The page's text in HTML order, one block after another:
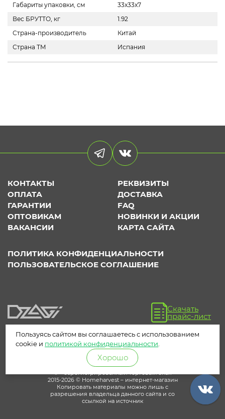
Габариты упаковки, см
33x33x7
Вес БРУТТО, кг
1.92
Страна-производитель
Китай
Страна ТМ
Испания
КОНТАКТЫ
РЕКВИЗИТЫ
ОПЛАТА
ДОСТАВКА
ГАРАНТИИ
FAQ
ОПТОВИКАМ
НОВИНКИ И АКЦИИ
ВАКАНСИИ
КАРТА САЙТА
ПОЛИТИКА КОНФИДЕНЦИАЛЬНОСТИ
ПОЛЬЗОВАТЕЛЬСКОЕ СОГЛАШЕНИЕ
Скачать
прайс-лист
® – зарегистрированный торговый знак
2015-2026 © Homeharvest – интернет-магазин
Копировать материалы можно лишь с
разрешения владельца данного сайта и со
ссылкой на источник
Пользуясь сайтом вы соглашаетесь с использованием
cookie и политикой конфиденциальности
Хорошо